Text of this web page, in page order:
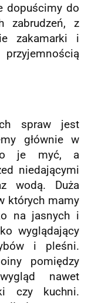
dopuścimy do
zabrudzeń, z
zakamarki i
spraw jest
głównie w
je myć, a
niedającymi
wodą. Duża
których mamy
na jasnych i
wyglądający
i pleśni.
pomiędzy
nawet
czy kuchni.